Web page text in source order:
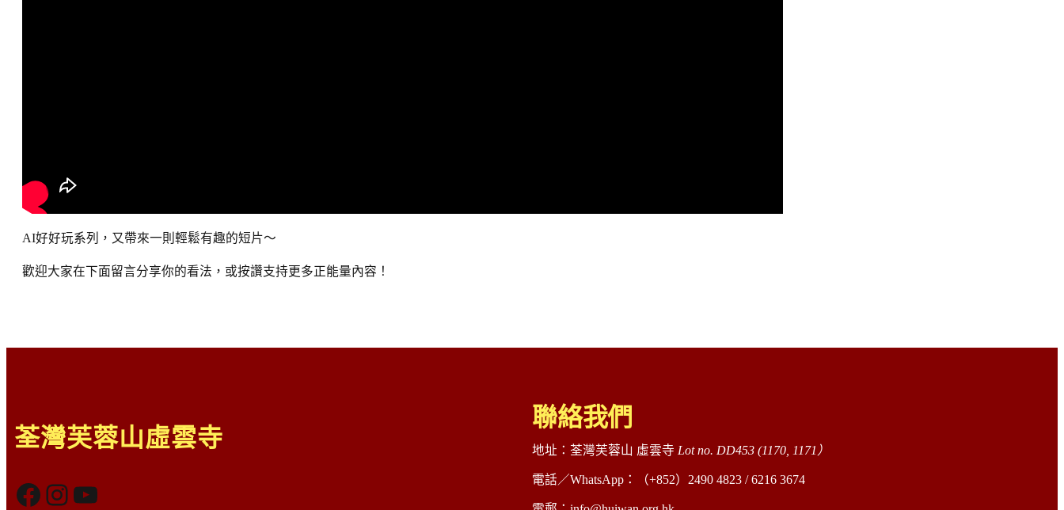
AI好好玩系列，又帶來一則輕鬆有趣的短片～
歡迎大家在下面留言分享你的看法，或按讚支持更多正能量內容！
荃灣芙蓉山虛雲寺
Facebook Instagram YouTube
聯絡我們
地址：荃灣芙蓉山 虛雲寺 Lot no. DD453 (1170, 1171）
電話／WhatsApp：（+852）2490 4823 / 6216 3674